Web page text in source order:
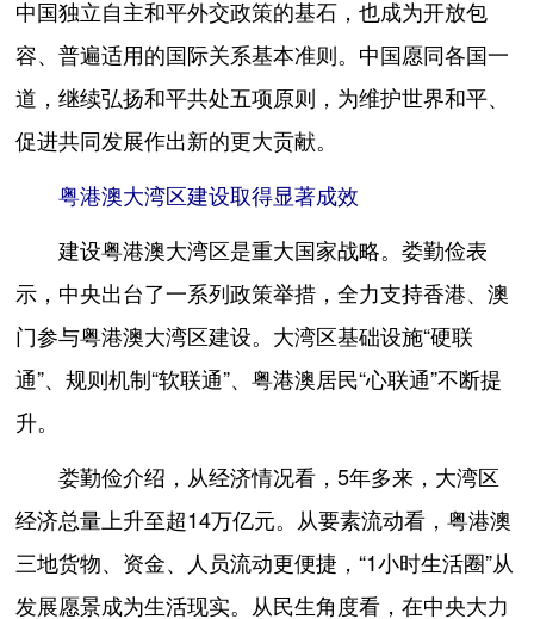
中国独立自主和平外交政策的基石，也成为开放包
容、普遍适用的国际关系基本准则。中国愿同各国一
道，继续弘扬和平共处五项原则，为维护世界和平、
促进共同发展作出新的更大贡献。
粤港澳大湾区建设取得显著成效
建设粤港澳大湾区是重大国家战略。娄勤俭表
示，中央出台了一系列政策举措，全力支持香港、澳
门参与粤港澳大湾区建设。大湾区基础设施“硬联
通”、规则机制“软联通”、粤港澳居民“心联通”不断提
升。
娄勤俭介绍，从经济情况看，5年多来，大湾区
经济总量上升至超14万亿元。从要素流动看，粤港澳
三地货物、资金、人员流动更便捷，“1小时生活圈”从
发展愿景成为生活现实。从民生角度看，在中央大力